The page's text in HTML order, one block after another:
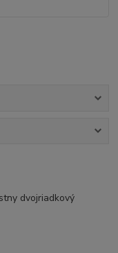
dvojriadkový